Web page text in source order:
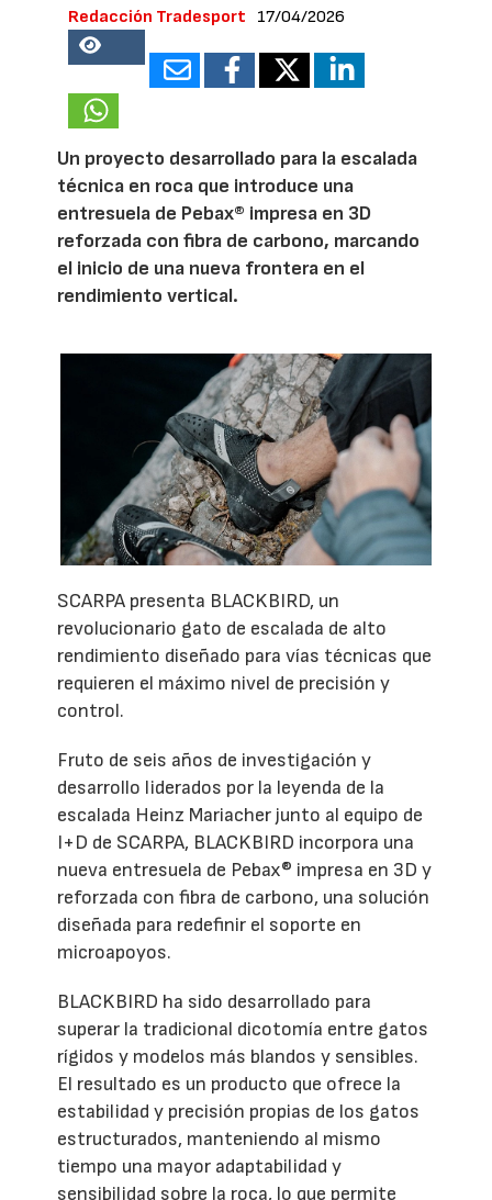
Redacción Tradesport 17/04/2026
18750
Un proyecto desarrollado para la escalada
técnica en roca que introduce una
entresuela de Pebax® impresa en 3D
reforzada con fibra de carbono, marcando
el inicio de una nueva frontera en el
rendimiento vertical.
SCARPA presenta BLACKBIRD, un
revolucionario gato de escalada de alto
rendimiento diseñado para vías técnicas que
requieren el máximo nivel de precisión y
control.
Fruto de seis años de investigación y
desarrollo liderados por la leyenda de la
escalada Heinz Mariacher junto al equipo de
I+D de SCARPA, BLACKBIRD incorpora una
nueva entresuela de Pebax® impresa en 3D y
reforzada con fibra de carbono, una solución
diseñada para redefinir el soporte en
microapoyos.
BLACKBIRD ha sido desarrollado para
superar la tradicional dicotomía entre gatos
rígidos y modelos más blandos y sensibles.
El resultado es un producto que ofrece la
estabilidad y precisión propias de los gatos
estructurados, manteniendo al mismo
tiempo una mayor adaptabilidad y
sensibilidad sobre la roca, lo que permite